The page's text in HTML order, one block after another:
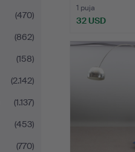
(470)
(862)
(158)
(2.142)
(1.137)
(453)
(770)
1 puja
32 USD